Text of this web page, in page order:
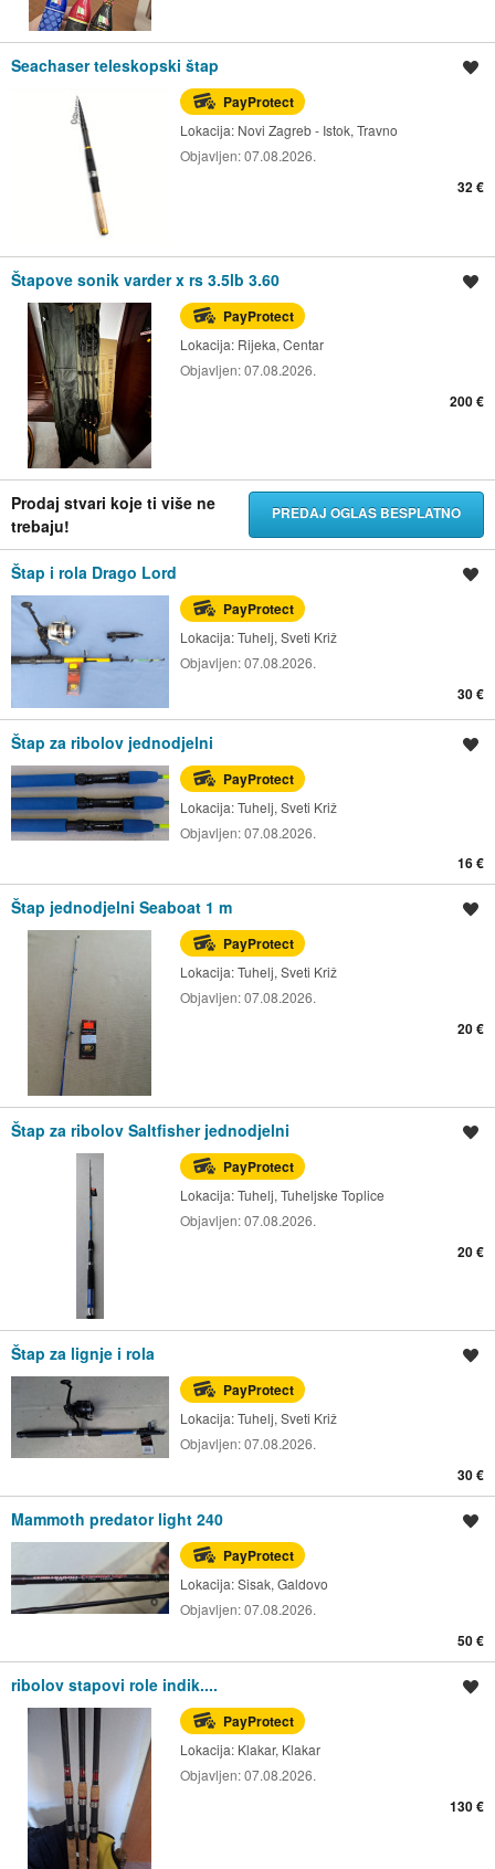
Seachaser teleskopski štap
PayProtect
Lokacija: Novi Zagreb - Istok, Travno
Objavljen:07.08.2026.
32 €
Štapove sonik varder x rs 3.5lb 3.60
PayProtect
Lokacija: Rijeka, Centar
Objavljen:07.08.2026.
200 €
Prodaj stvari koje ti više ne
trebaju!
PREDAJ OGLAS BESPLATNO
Štap i rola Drago Lord
PayProtect
Lokacija:Tuhelj, Sveti Križ
Objavljen:07.08.2026.
30 €
Štap za ribolov jednodjelni
PayProtect
Lokacija:Tuhelj, Sveti Križ
Objavljen:07.08.2026.
16 €
Štap jednodjelni Seaboat 1 m
PayProtect
Lokacija:Tuhelj, Sveti Križ
Objavljen:07.08.2026.
20 €
Štap za ribolov Saltfisher jednodjelni
PayProtect
Lokacija:Tuhelj, Tuheljske Toplice
Objavljen:07.08.2026.
20 €
Štap za lignje i rola
PayProtect
Lokacija:Tuhelj, Sveti Križ
Objavljen:07.08.2026.
30 €
Mammoth predator light 240
PayProtect
Lokacija:Sisak, Galdovo
Objavljen:07.08.2026.
50 €
ribolov stapovi role indik....
PayProtect
Lokacija: Klakar, Klakar
Objavljen:07.08.2026.
130 €